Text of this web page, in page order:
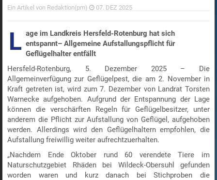
Ein Artikel von Redaktion(pm) 07. DEZ 2025
L age im Landkreis Hersfeld-Rotenburg hat sich
entspannt– Allgemeine Aufstallungspflicht für
Geflügelhalter entfällt
Hersfeld-Rotenburg, 5. Dezember 2025 – Die
Allgemeinverfügung zur Geflügelpest, die am 2. November in
Kraft getreten ist, wird zum 7. Dezember von Landrat Torsten
Warnecke aufgehoben. Aufgrund der Entspannung der Lage
können die verschärften Regeln für Geflügelbesitzer, unter
anderem die Pflicht zur Aufstallung von Geflügel, aufgehoben
werden. Allerdings wird den Geflügelhaltern empfohlen, die
Aufstallung freiwillig weiter aufrechtzuerhalten.
„Nachdem Ende Oktober rund 60 verendete Tiere im
Naturschutzgebiet Rhäden bei Wildeck-Obersuhl gefunden
worden waren und kurz danach bei Stichproben die